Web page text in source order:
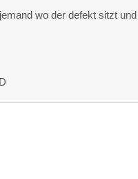
wo der defekt sitzt